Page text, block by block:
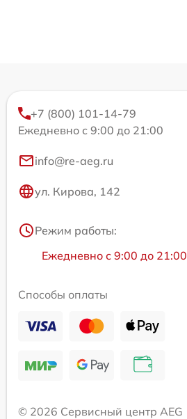
+7 (800) 101-14-79
Ежедневно с 9:00 до 21:00
info@re-aeg.ru
ул. Кирова, 142
Режим работы:
Ежедневно с 9:00 до 21:00
Способы оплаты
© 2026 Сервисный центр AEG